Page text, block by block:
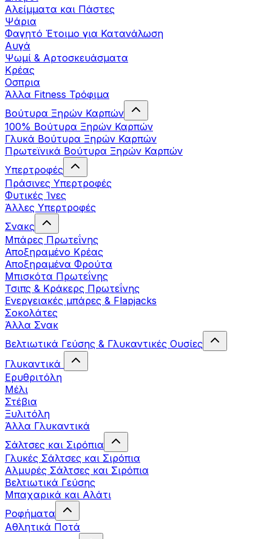
Αλείμματα και Πάστες
Ψάρια
Φαγητό Έτοιμο για Κατανάλωση
Αυγά
Ψωμί & Αρτοσκευάσματα
Κρέας
Οσπρια
Άλλα Fitness Τρόφιμα
Βούτυρα Ξηρών Καρπών
100% Βούτυρα Ξηρών Καρπών
Γλυκά Βούτυρα Ξηρών Καρπών
Πρωτεϊνικά Βούτυρα Ξηρών Καρπών
Υπερτροφές
Πράσινες Υπερτροφές
Φυτικές Ίνες
Άλλες Υπερτροφές
Σνακς
Μπάρες Πρωτεΐνης
Αποξηραμένο Κρέας
Αποξηραμένα Φρούτα
Μπισκότα Πρωτεΐνης
Τσιπς & Kράκερς Πρωτεΐνης
Ενεργειακές μπάρες & Flapjacks
Σοκολάτες
Άλλα Σνακ
Βελτιωτικά Γεύσης & Γλυκαντικές Ουσίες
Γλυκαντικά
Ερυθριτόλη
Μέλι
Στέβια
Ξυλιτόλη
Άλλα Γλυκαντικά
Σάλτσες και Σιρόπια
Γλυκές Σάλτσες και Σιρόπια
Αλμυρές Σάλτσες και Σιρόπια
Bελτιωτικά Γεύσης
Μπαχαρικά και Αλάτι
Ροφήματα
Αθλητικά Ποτά